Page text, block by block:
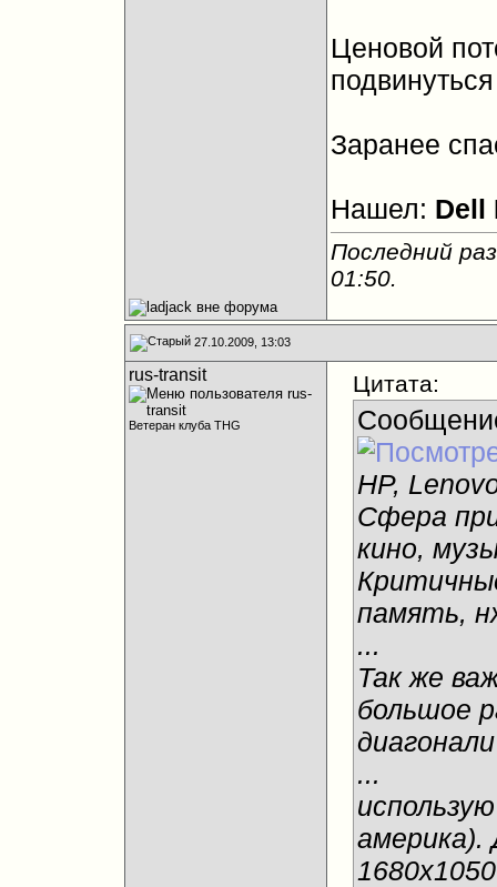
Ценовой
Заранее
Нашел: Dell
Последний
01:50.
27.10.2009, 13:03
rus-transit
Ветеран клуба THG
Цитата:
HP,
Сфера
кино,
память,
...
Так же
большое
...
америка).